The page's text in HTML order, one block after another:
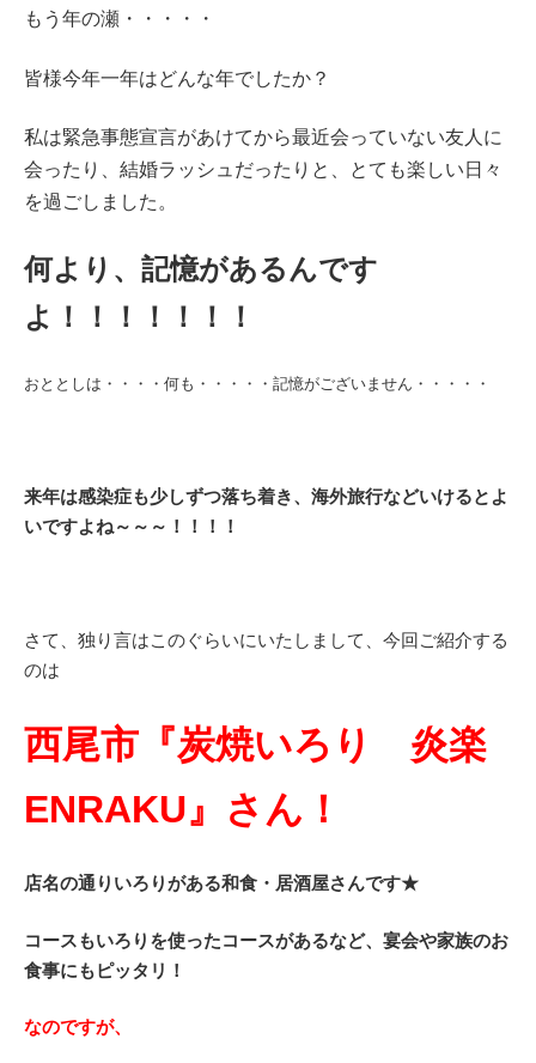
もう年の瀬・・・・・
皆様今年一年はどんな年でしたか？
私は緊急事態宣言があけてから最近会っていない友人に
会ったり、結婚ラッシュだったりと、とても楽しい日々
を過ごしました。
何より、記憶があるんです
よ！！！！！！！
おととしは・・・・何も・・・・・記憶がございません・・・・・
来年は感染症も少しずつ落ち着き、海外旅行などいけるとよ
いですよね～～～！！！！
さて、独り言はこのぐらいにいたしまして、今回ご紹介する
のは
西尾市『炭焼いろり 炎楽
ENRAKU』さん！
店名の通りいろりがある和食・居酒屋さんです★
コースもいろりを使ったコースがあるなど、宴会や家族のお
食事にもピッタリ！
なのですが、